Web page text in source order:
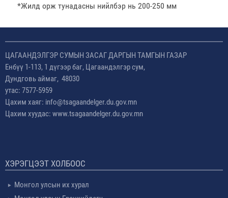
*Жилд орж тунадасны нийлбэр нь 200-250 мм
ЦАГААНДЭЛГЭР СУМЫН ЗАСАГ ДАРГЫН ТАМГЫН ГАЗАР
Енбүү 1-113, 1 дүгээр баг, Цагаандэлгэр сум,
Дундговь аймаг, 48030
утас: 7577-5959
Цахим хаяг: info@tsagaandelger.du.gov.mn
Цахим хуудас: www.tsagaandelger.du.gov.mn
ХЭРЭГЦЭЭТ ХОЛБООС
Монгол улсын их хурал